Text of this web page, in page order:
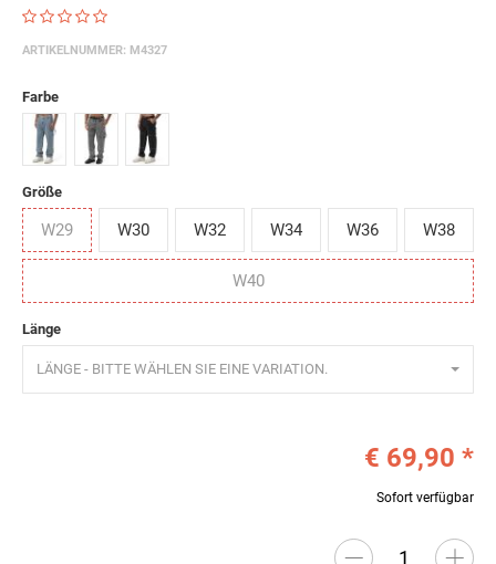
ARTIKELNUMMER: M4327
Farbe
Blau
Größe
W29 W30 W32 W34 W36 W38
W40
Länge
LÄNGE - BITTE WÄHLEN SIE EINE VARIATION.
€ 69,90 *
Sofort verfügbar